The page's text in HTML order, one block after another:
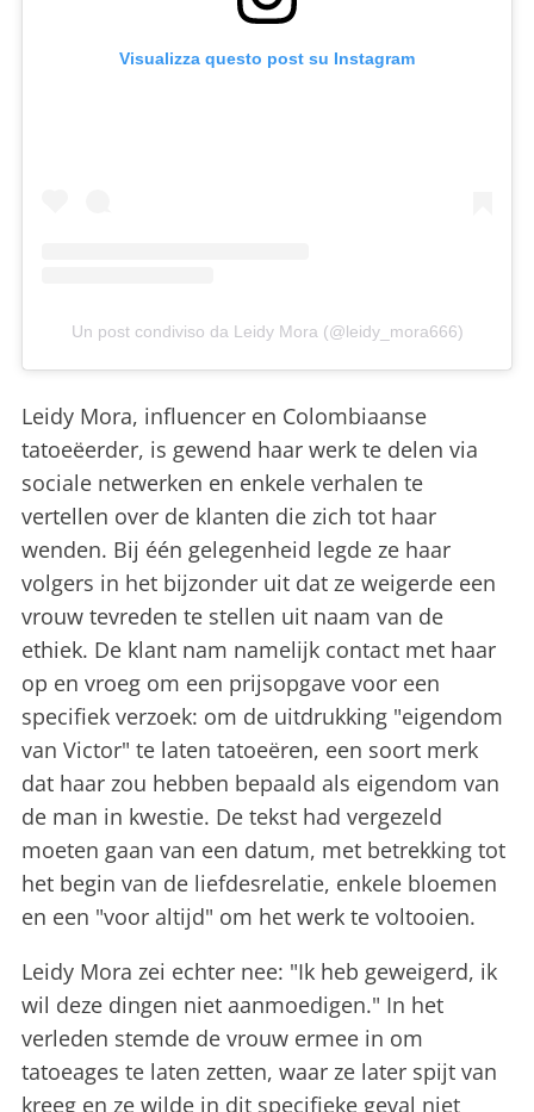
Visualizza questo post su Instagram
Un post condiviso da Leidy Mora (@leidy_mora666)
Leidy Mora, influencer en Colombiaanse
tatoeëerder, is gewend haar werk te delen via
sociale netwerken en enkele verhalen te
vertellen over de klanten die zich tot haar
wenden. Bij één gelegenheid legde ze haar
volgers in het bijzonder uit dat ze weigerde een
vrouw tevreden te stellen uit naam van de
ethiek. De klant nam namelijk contact met haar
op en vroeg om een ​​prijsopgave voor een
specifiek verzoek: om de uitdrukking "eigendom
van Victor" te laten tatoeëren, een soort merk
dat haar zou hebben bepaald als eigendom van
de man in kwestie. De tekst had vergezeld
moeten gaan van een datum, met betrekking tot
het begin van de liefdesrelatie, enkele bloemen
en een "voor altijd" om het werk te voltooien.
Leidy Mora zei echter nee: "Ik heb geweigerd, ik
wil deze dingen niet aanmoedigen." In het
verleden stemde de vrouw ermee in om
tatoeages te laten zetten, waar ze later spijt van
kreeg en ze wilde in dit specifieke geval niet